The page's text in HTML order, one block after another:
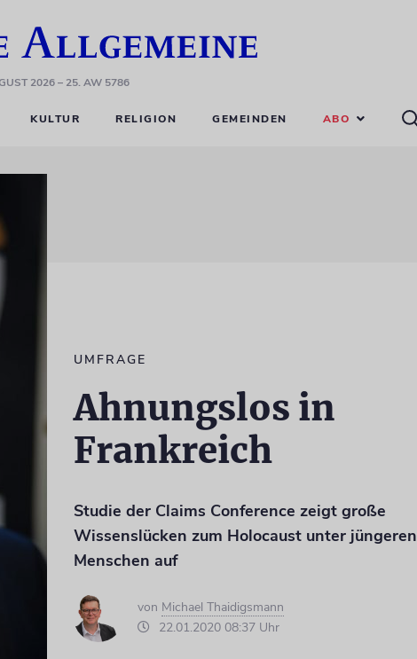
2026– 25. AW 5786
KULTUR RELIGION GEMEINDEN ABO
UMFRAGE
Ahnungslos in
Frankreich
Studie der Claims Conference zeigt große
Wissenslücken zum Holocaust unter jüngeren
Menschen auf
von Michael Thaidigsmann
22.01.2020 08:37 Uhr